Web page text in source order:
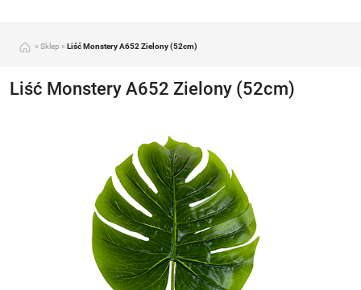
» Sklep » Liść Monstery A652 Zielony (52cm)
Liść Monstery A652 Zielony (52cm)